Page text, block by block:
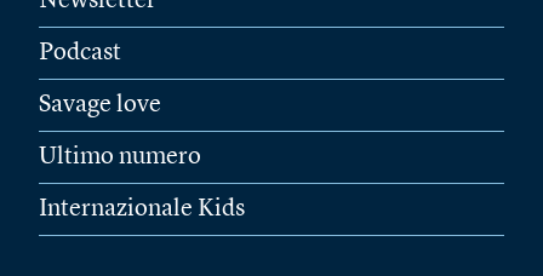
Podcast
Savage love
Ultimo numero
Internazionale Kids